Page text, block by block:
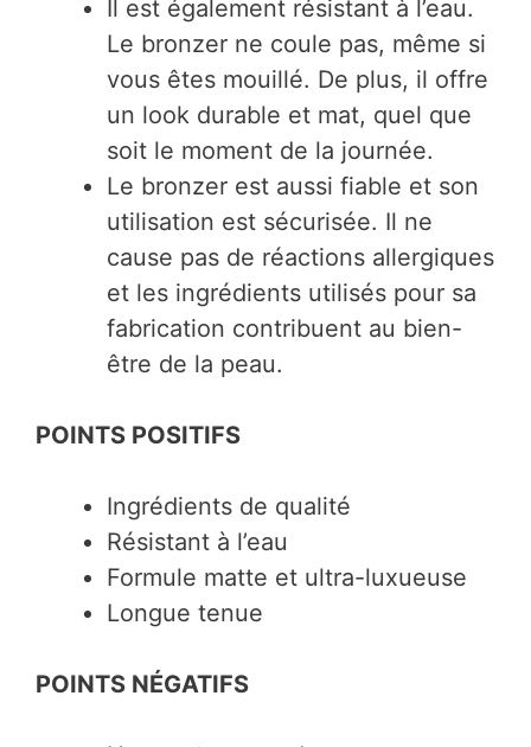
Il est également résistant à l’eau.
Le bronzer ne coule pas, même si
vous êtes mouillé. De plus, il offre
un look durable et mat, quel que
soit le moment de la journée.
Le bronzer est aussi fiable et son
utilisation est sécurisée. Il ne
cause pas de réactions allergiques
et les ingrédients utilisés pour sa
fabrication contribuent au bien-
être de la peau.
POINTS POSITIFS
Ingrédients de qualité
Résistant à l’eau
Formule matte et ultra-luxueuse
Longue tenue
POINTS NÉGATIFS